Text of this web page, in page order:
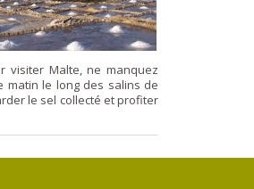
visiter Malte, ne manquez
matin le long des salins de
le sel collecté et profiter